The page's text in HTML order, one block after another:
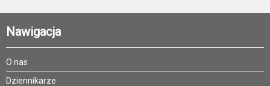
Nawigacja
O nas
Dziennikarze